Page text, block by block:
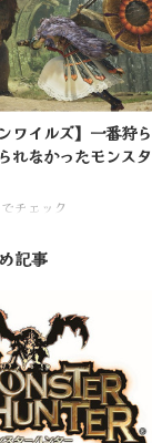
ワイルズ】一番狩ら
れなかったモンスタ
チェック
記事